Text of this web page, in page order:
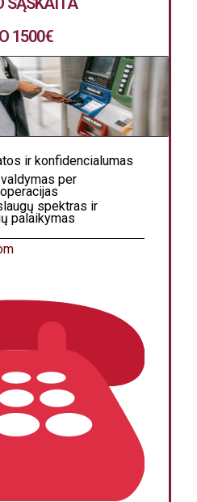
1500€
ir konfidencialumas
per
spektras ir
palaikymas